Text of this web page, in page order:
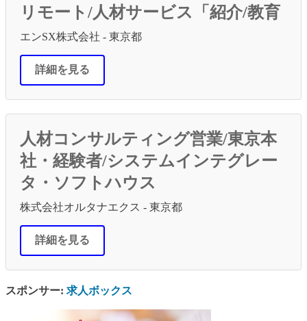
リモート/人材サービス「紹介/教育
エンSX株式会社 - 東京都
詳細を見る
人材コンサルティング営業/東京本
社・経験者/システムインテグレー
タ・ソフトハウス
株式会社オルタナエクス - 東京都
詳細を見る
スポンサー: 求人ボックス